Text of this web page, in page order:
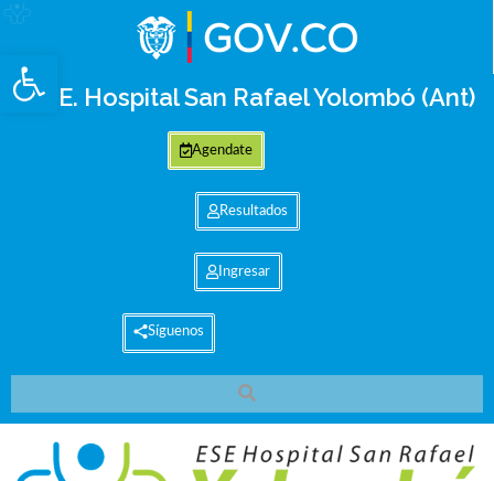
Abrir barra de herramientas
E.S.E. Hospital San Rafael Yolombó (Ant)
Agendate
Resultados
Ingresar
Síguenos